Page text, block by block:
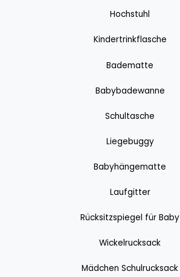
Hochstuhl
Kindertrinkflasche
Badematte
Babybadewanne
Schultasche
Liegebuggy
Babyhängematte
Laufgitter
Rücksitzspiegel für Baby
Wickelrucksack
Mädchen Schulrucksack